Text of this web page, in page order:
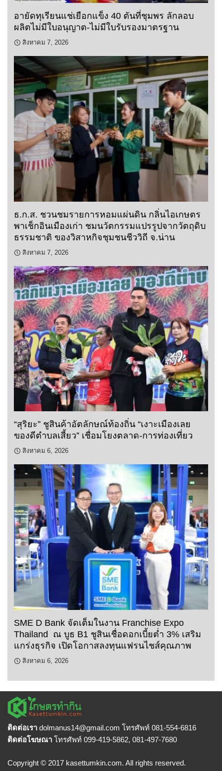
อายัดทุเรียนแช่เยือกแข็ง 40 ตันที่ชุมพร ลักลอบ
ผลิตไม่มีใบอนุญาต-ไม่มีใบรับรองมาตรฐาน
สิงหาคม 7, 2026
ธ.ก.ส. ชวนชมรายการหอมแผ่นดิน กลิ่นไอเกษตร
พาเช็กอินเมืองเก่า ชมนวัตกรรมแปรรูปจากวัตถุดิบ
ธรรมชาติ ของวิสาหกิจชุมชนชีววิถี จ.น่าน
สิงหาคม 7, 2026
“สุริยะ” ชูสินค้าอัตลักษณ์ท้องถิ่น “เงาะเมืองเลย
ของดีตำบลเสี้ยว” เชื่อมโยงตลาด-การท่องเที่ยว
สิงหาคม 6, 2026
SME D Bank จัดเต็มในงาน Franchise Expo
Thailand ณ บูธ B1 ชูสินเชื่อดอกเบี้ยต่ำ 3% เสริม
แกร่งธุรกิจ เปิดโอกาสลงทุนแฟรนไชส์คุณภาพ
สิงหาคม 6, 2026
ติดต่อเรา dolmanus14@gmail.com โทรศัพท์ 081-554-6816
ติดต่อโฆษณา โทรศัพท์ 099-419-5862, 081-497-7680
Copyright © 2017 kasettumkin.com. All rights reserved.